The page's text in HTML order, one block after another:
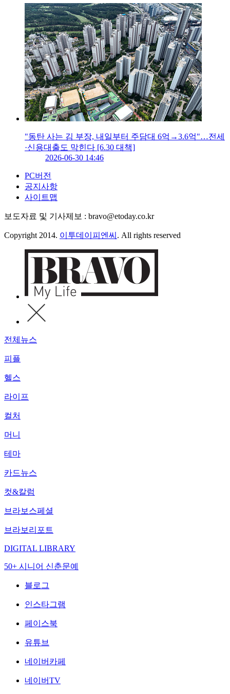
"동탄 사는 김 부장, 내일부터 주담대 6억→3.6억"…전세
·신용대출도 막힌다 [6.30 대책]
2026-06-30 14:46
PC버전
공지사항
사이트맵
보도자료 및 기사제보 : bravo@etoday.co.kr
Copyright 2014. 이투데이피엔씨 . All rights reserved
전체뉴스
피플
헬스
라이프
컬처
머니
테마
카드뉴스
컷&칼럼
브라보스페셜
브라보리포트
DIGITAL LIBRARY
50+ 시니어 신춘문예
블로그
인스타그램
페이스북
유튜브
네이버카페
네이버TV